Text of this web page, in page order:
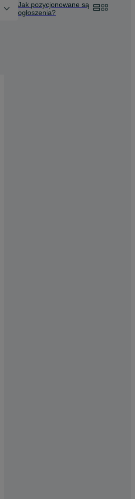
Jak pozycjonowane są
ogłoszenia?